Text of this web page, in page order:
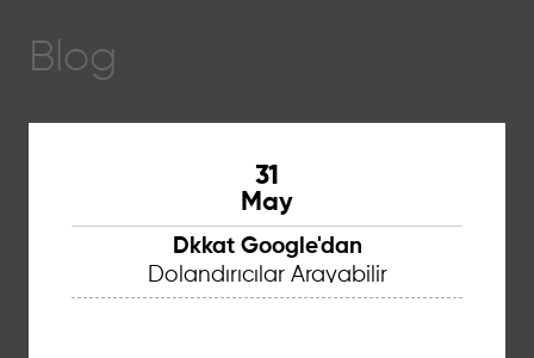
Blog
31
May
Dkkat Google'dan
Dolandırıcılar Arayabilir